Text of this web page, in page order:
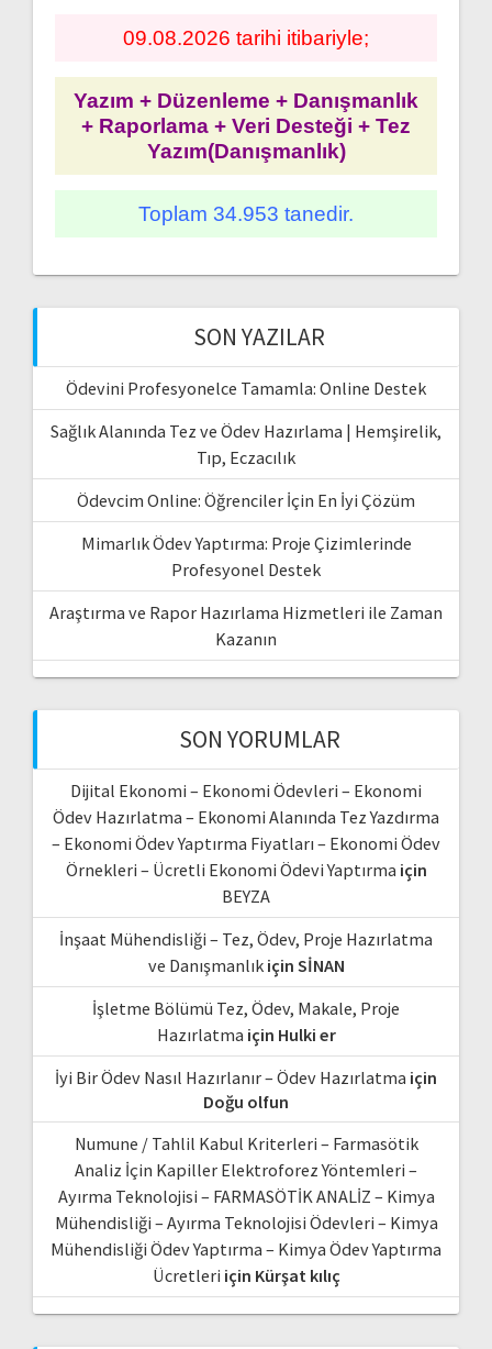
09.08.2026 tarihi itibariyle;
Yazım + Düzenleme + Danışmanlık
+ Raporlama + Veri Desteği + Tez
Yazım(Danışmanlık)
Toplam 34.953 tanedir.
SON YAZILAR
Ödevini Profesyonelce Tamamla: Online Destek
Sağlık Alanında Tez ve Ödev Hazırlama | Hemşirelik,
Tıp, Eczacılık
Ödevcim Online: Öğrenciler İçin En İyi Çözüm
Mimarlık Ödev Yaptırma: Proje Çizimlerinde
Profesyonel Destek
Araştırma ve Rapor Hazırlama Hizmetleri ile Zaman
Kazanın
SON YORUMLAR
Dijital Ekonomi – Ekonomi Ödevleri – Ekonomi
Ödev Hazırlatma – Ekonomi Alanında Tez Yazdırma
– Ekonomi Ödev Yaptırma Fiyatları – Ekonomi Ödev
Örnekleri – Ücretli Ekonomi Ödevi Yaptırma için
BEYZA
İnşaat Mühendisliği – Tez, Ödev, Proje Hazırlatma
ve Danışmanlıkiçin SİNAN
İşletme Bölümü Tez, Ödev, Makale, Proje
Hazırlatma için Hulki er
İyi Bir Ödev Nasıl Hazırlanır – Ödev Hazırlatma için
Doğu olfun
Numune / Tahlil Kabul Kriterleri – Farmasötik
Analiz İçin Kapiller Elektroforez Yöntemleri –
Ayırma Teknolojisi – FARMASÖTİK ANALİZ – Kimya
Mühendisliği – Ayırma Teknolojisi Ödevleri – Kimya
Mühendisliği Ödev Yaptırma – Kimya Ödev Yaptırma
Ücretleri için Kürşat kılıç